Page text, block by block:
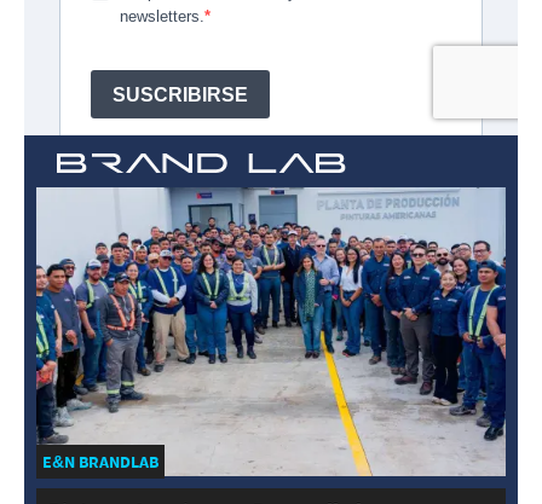
E&N BRANDLAB